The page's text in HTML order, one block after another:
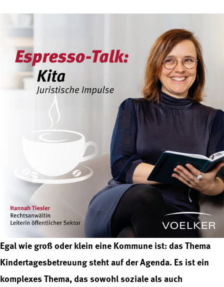
Egal wie groß oder klein eine Kommune ist: das Thema
Kindertagesbetreuung steht auf der Agenda. Es ist ein
komplexes Thema, das sowohl soziale als auch